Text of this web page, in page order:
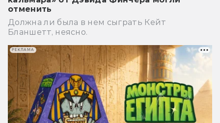
отменить
Должна ли была в нем сыграть Кейт
Бланшетт, неясно.
РЕКЛАМА